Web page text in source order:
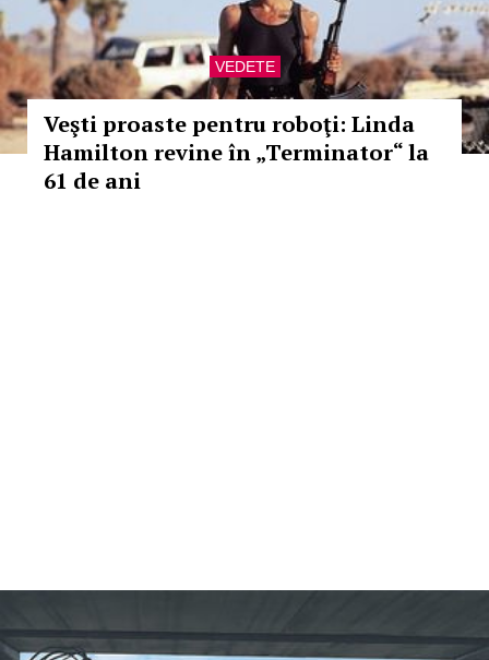
VEDETE
Veşti proaste pentru roboţi: Linda
Hamilton revine în „Terminator“ la
61 de ani